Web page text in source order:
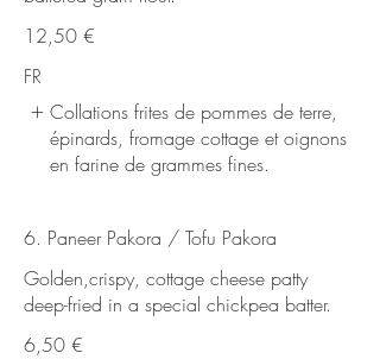
12,50 €
FR
Collations frites de pommes de terre,
épinards, fromage cottage et oignons
en farine de grammes fines.
6. Paneer Pakora / Tofu Pakora
Golden,crispy, cottage cheese patty
deep-fried in a special chickpea batter.
6,50 €